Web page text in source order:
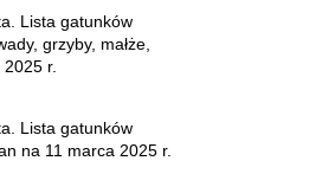
Lista gatunków
grzyby, małże,
r.
Lista gatunków
na 11 marca 2025 r.